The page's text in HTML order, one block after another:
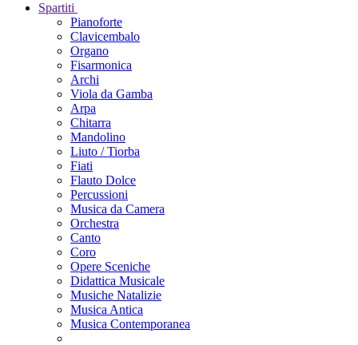
Spartiti
Pianoforte
Clavicembalo
Organo
Fisarmonica
Archi
Viola da Gamba
Arpa
Chitarra
Mandolino
Liuto / Tiorba
Fiati
Flauto Dolce
Percussioni
Musica da Camera
Orchestra
Canto
Coro
Opere Sceniche
Didattica Musicale
Musiche Natalizie
Musica Antica
Musica Contemporanea